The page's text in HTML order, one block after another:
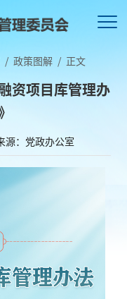
/ 政策图解 / 正文
资项目库管理办
源：党政办公室